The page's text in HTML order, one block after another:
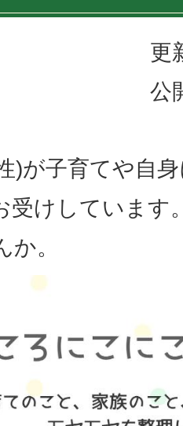
更
公
)が子育てや自
受けしています
。